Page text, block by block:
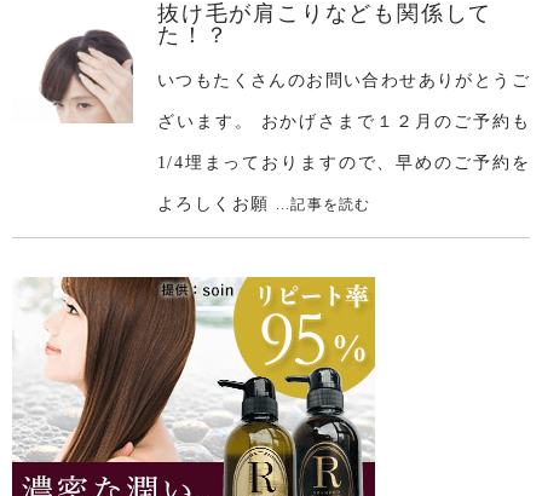
抜け毛が肩こりなども関係して
た！？
いつもたくさんのお問い合わせありがとうご
ざいます。 おかげさまで１２月のご予約も
1/4埋まっておりますので、早めのご予約を
よろしくお願 ...記事を読む